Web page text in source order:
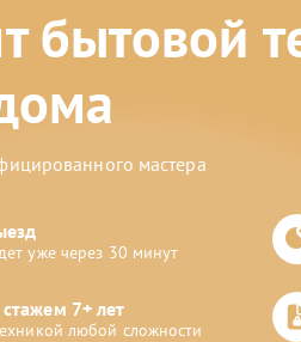
бытовой
мастера
уже через 30 минут
7+ лет
любой сложности